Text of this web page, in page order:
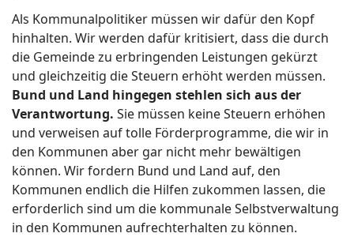
Als Kommunalpolitiker müssen wir dafür den Kopf
hinhalten. Wir werden dafür kritisiert, dass die durch
die Gemeinde zu erbringenden Leistungen gekürzt
und gleichzeitig die Steuern erhöht werden müssen.
Bund und Land hingegen stehlen sich aus der
Verantwortung. Sie müssen keine Steuern erhöhen
und verweisen auf tolle Förderprogramme, die wir in
den Kommunen aber gar nicht mehr bewältigen
können. Wir fordern Bund und Land auf, den
Kommunen endlich die Hilfen zukommen lassen, die
erforderlich sind um die kommunale Selbstverwaltung
in den Kommunen aufrechterhalten zu können.